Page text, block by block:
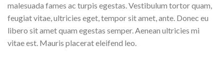
malesuada fames ac turpis egestas. Vestibulum tortor quam,
feugiat vitae, ultricies eget, tempor sit amet, ante. Donec eu
libero sit amet quam egestas semper. Aenean ultricies mi
vitae est. Mauris placerat eleifend leo.